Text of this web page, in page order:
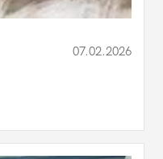
07.02.2026